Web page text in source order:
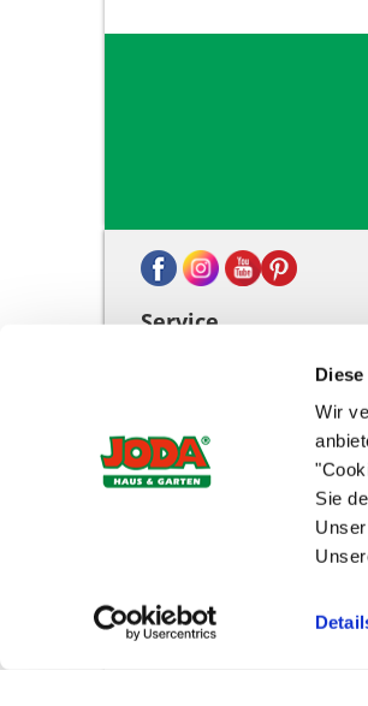
Wir
Sie
Service
FAQ - Häufig gestellte
Abwicklungspauschale
Warenkorb